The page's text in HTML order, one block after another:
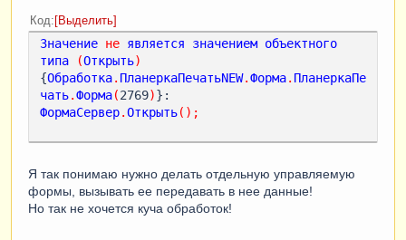
Код Выделить
Значение не является значением объектного
типа
(Открыть)
{Обработка. ПланеркаПечатьNEW.Форма. ПланеркаПе
чать.Форма(2769)
ФормаСервер.Открыть();
Я так понимаю нужно делать отдельную управляемую
формы, вызывать ее передавать в нее данные!
Но так не хочется куча обработок!